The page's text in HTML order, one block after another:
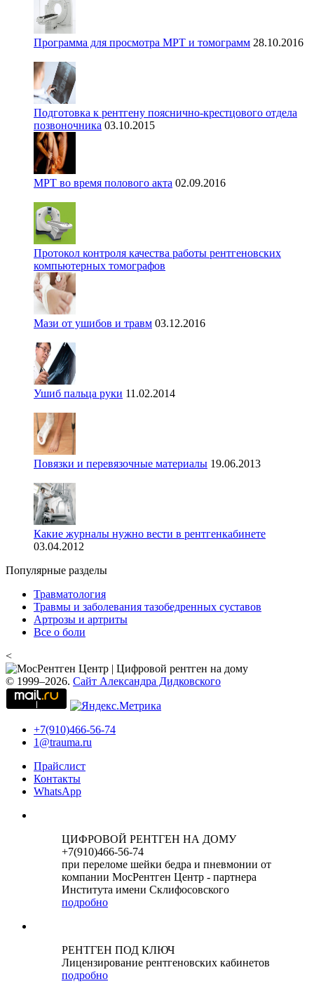
Программа для просмотра МРТ и томограмм 28.10.2016
Подготовка к рентгену пояснично-крестцового отдела
позвоночника 03.10.2015
МРТ во время полового акта 02.09.2016
Протокол контроля качества работы рентгеновских
компьютерных томографов
Мази от ушибов и травм 03.12.2016
Ушиб пальца руки 11.02.2014
Повязки и перевязочные материалы 19.06.2013
Какие журналы нужно вести в рентгенкабинете
03.04.2012
Популярные разделы
Травматология
Травмы и заболевания тазобедренных суставов
Артрозы и артриты
Все о боли
<
© 1999–2026. Сайт Александра Дидковского
+7(910)466-56-74
1@trauma.ru
Прайслист
Контакты
WhatsApp
ЦИФРОВОЙ РЕНТГЕН НА ДОМУ
+7(910)466-56-74
при переломе шейки бедра и пневмонии от
компании МосРентген Центр - партнера
Института имени Склифосовского
подробно
РЕНТГЕН ПОД КЛЮЧ
Лицензирование рентгеновских кабинетов
подробно